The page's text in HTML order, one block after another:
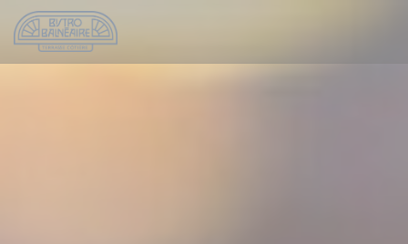
Cookies beheer paneel